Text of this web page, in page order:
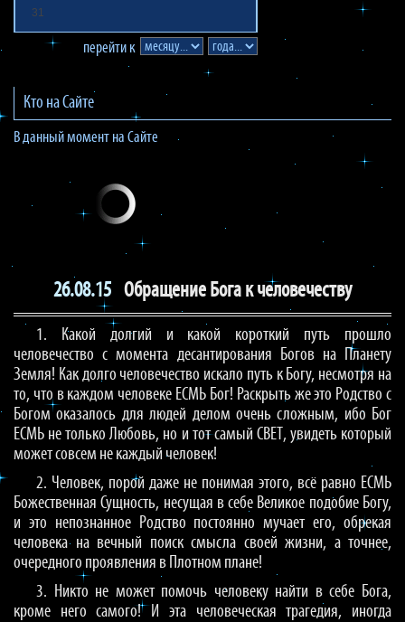
31
перейти к
Кто на Сайте
В данный момент на Сайте
26.08.15 Обращение Бога к человечеству
1. Какой долгий и какой короткий путь прошло
человечество с момента десантирования Богов на Планету
Земля! Как долго человечество искало путь к Богу, несмотря на
то, что в каждом человеке ЕСМЬ Бог! Раскрыть же это Родство с
Богом оказалось для людей делом очень сложным, ибо Бог
ЕСМЬ не только Любовь, но и тот самый СВЕТ, увидеть который
может совсем не каждый человек!
2. Человек, порой даже не понимая этого, всё равно ЕСМЬ
Божественная Сущность, несущая в себе Великое подобие Богу,
и это непознанное Родство постоянно мучает его, обрекая
человека на вечный поиск смысла своей жизни, а точнее,
очередного проявления в Плотном плане!
3. Никто не может помочь человеку найти в себе Бога,
кроме него самого! И эта человеческая трагедия, иногда